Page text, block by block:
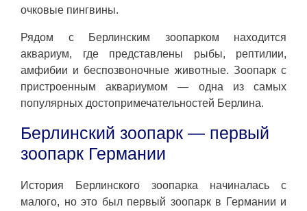
очковые пингвины.
Рядом с Берлинским зоопарком находится
аквариум, где представлены рыбы, рептилии,
амфибии и беспозвоночные животные. Зоопарк с
пристроенным аквариумом — одна из самых
популярных достопримечательностей Берлина.
Берлинский зоопарк — первый
зоопарк Германии
История Берлинского зоопарка начиналась с
малого, но это был первый зоопарк в Германии и